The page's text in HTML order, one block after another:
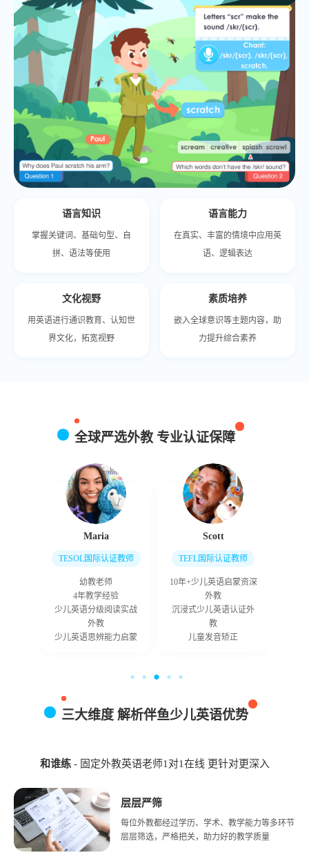
语言知识
掌握关键词、基础句型、自
拼、语法等使用
语言能力
在真实、丰富的情境中应用英
语、逻辑表达
文化视野
用英语进行通识教育、认知世
界文化，拓宽视野
素质培养
嵌入全球意识等主题内容，助
力提升综合素养
全球严选外教 专业认证保障
Maria
TESOL国际认证教师
幼教老师
4年教学经验
少儿英语分级阅读实战
外教
少儿英语思辨能力启蒙
Scott
TEFL国际认证教师
10年+少儿英语启蒙资深
外教
沉浸式少儿英语认证外
教
儿童发音矫正
三大维度 解析伴鱼少儿英语优势
和谁练- 固定外教英语老师1对1在线 更针对更深入
层层严筛
每位外教都经过学历、学术、教学能力等多环节
层层筛选，严格把关，助力好的教学质量